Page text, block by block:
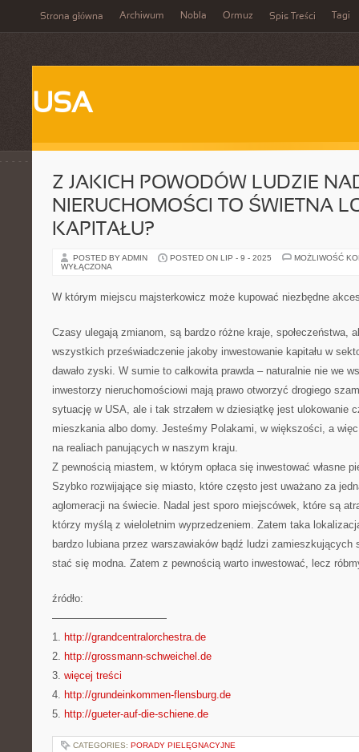
Strona główna Archiwum Nobla Ormuz Spis Treści Tagi
USA
Z JAKICH POWODÓW LUDZIE
NIERUCHOMOŚCI TO ŚWIETNA
KAPITAŁU?
POSTED BY ADMIN POSTED ON LIP - 9 - 2025
MOŻLIWOŚĆ
WYŁĄCZONA
W którym miejscu majsterkowicz może kupować niezbędne
Czasy ulegają zmianom, są bardzo różne kraje, społeczeństwa,
wszystkich przeświadczenie jakoby inwestowanie kapitału w
dawało zyski. W sumie to całkowita prawda – naturalnie nie we
inwestorzy nieruchomościowi mają prawo otworzyć drogiego
sytuację w USA, ale i tak strzałem w dziesiątkę jest ulokowanie
mieszkania albo domy. Jesteśmy Polakami, w większości, a
na realiach panujących w naszym kraju.
Z pewnością miastem, w którym opłaca się inwestować własne
Szybko rozwijające się miasto, które często jest uważano za
aglomeracji na świecie. Nadal jest sporo miejscówek, które są
którzy myślą z wieloletnim wyprzedzeniem. Zatem taka
bardzo lubiana przez warszawiaków bądź ludzi
stać się modna. Zatem z pewnością warto inwestować, lecz
źródło:
———————————
1. http://grandcentralorchestra.de
2. http://grossmann-schweichel.de
3. więcej treści
4. http://grundeinkommen-flensburg.de
5. http://gueter-auf-die-schiene.de
CATEGORIES: PORADY PIELĘGNACYJNE